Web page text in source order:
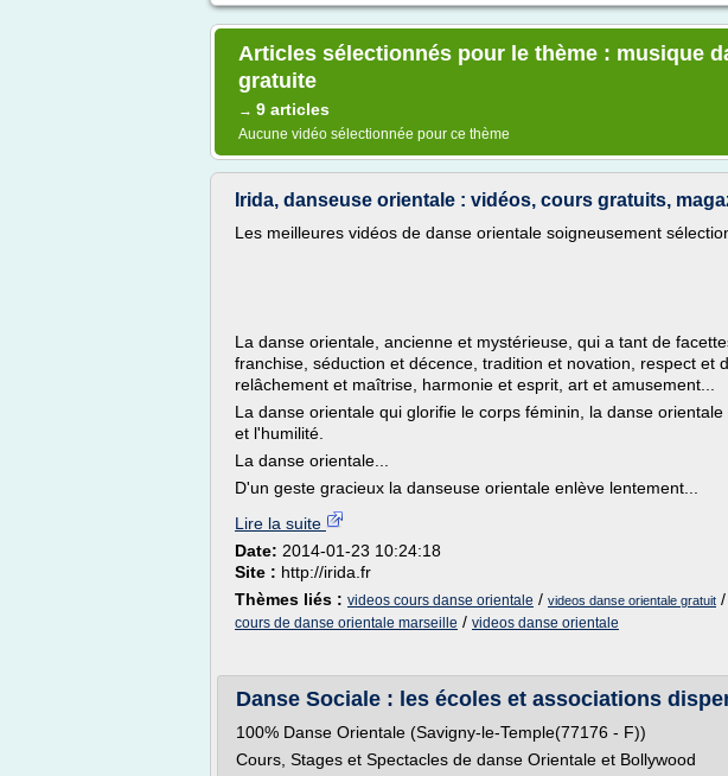
Articles sélectionnés pour le thème : musique
gratuite
→ 9 articles
Aucune vidéo sélectionnée pour ce thème
Irida, danseuse orientale : vidéos, cours gratuits,
Les meilleures vidéos de danse orientale soigneusement
La danse orientale, ancienne et mystérieuse, qui a tant de
franchise, séduction et décence, tradition et novation, respect et
relâchement et maîtrise, harmonie et esprit, art et amusement...
La danse orientale qui glorifie le corps féminin, la danse
et l'humilité.
La danse orientale...
D'un geste gracieux la danseuse orientale enlève lentement...
Lire la suite
Date: 2014-01-23 10:24:18
Site : http://irida.fr
Thèmes liés : videos cours danse orientale / videos danse orientale gratuit /
cours de danse orientale marseille / videos danse orientale
Danse Sociale : les écoles et associations
100% Danse Orientale (Savigny-le-Temple(77176 - F))
Cours, Stages et Spectacles de danse Orientale et Bollywood